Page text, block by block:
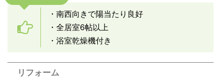
・南西向きで陽当たり良好
・全居室6帖以上
・浴室乾燥機付き
リフォーム